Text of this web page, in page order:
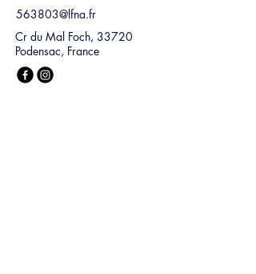
563803@lfna.fr
Cr du Mal Foch, 33720
Podensac, France